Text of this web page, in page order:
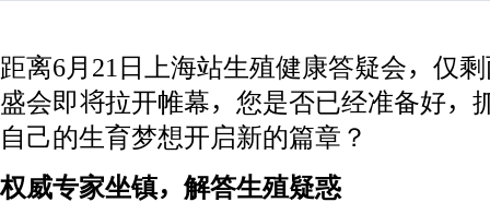
距离6月21日上海站生殖健康答疑会，仅
盛会即将拉开帷幕，您是否已经准备好，
自己的生育梦想开启新的篇章？
权威专家坐镇，解答生殖疑惑